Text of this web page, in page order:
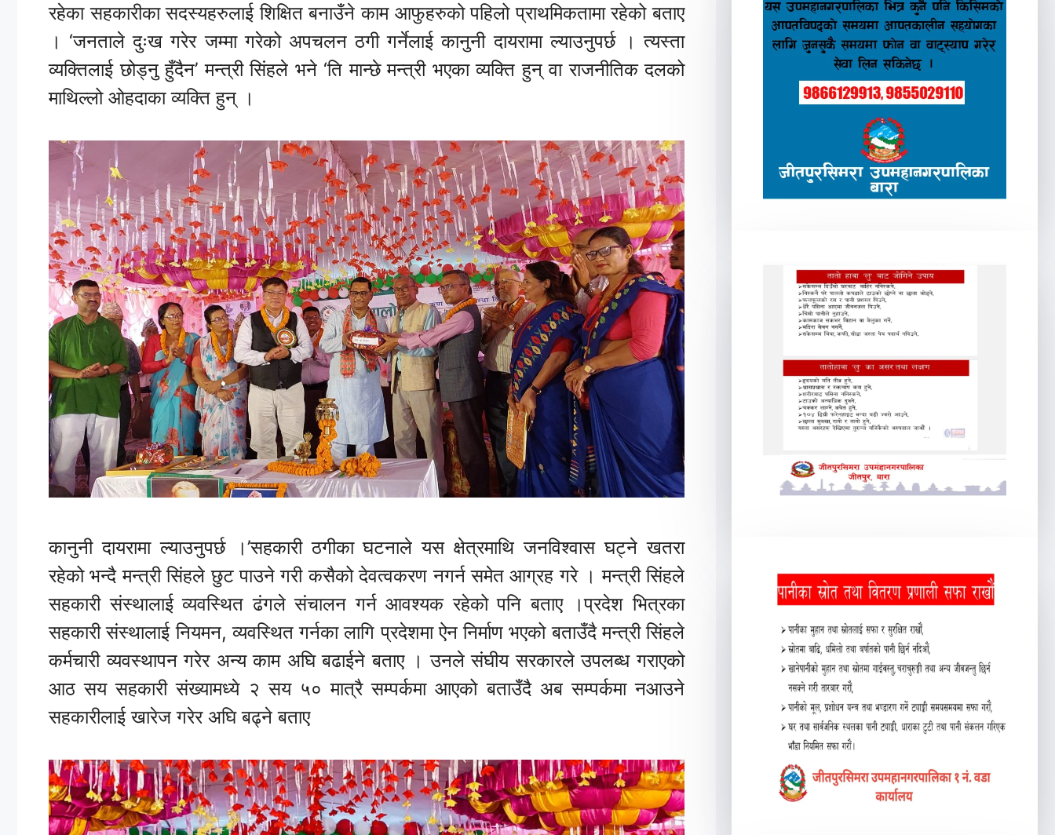
रहेका सहकारीका सदस्यहरुलाई शिक्षित बनाउँने काम आफुहरुको पहिलो प्राथमिकतामा रहेको बताए
। ‘जनताले दुःख गरेर जम्मा गरेको अपचलन ठगी गर्नेलाई कानुनी दायरामा ल्याउनुपर्छ । त्यस्ता
व्यक्तिलाई छोड्नु हुँदैन’ मन्त्री सिंहले भने ‘ति मान्छे मन्त्री भएका व्यक्ति हुन् वा राजनीतिक दलको
माथिल्लो ओहदाका व्यक्ति हुन् ।
कानुनी दायरामा ल्याउनुपर्छ ।’सहकारी ठगीका घटनाले यस क्षेत्रमाथि जनविश्वास घट्ने खतरा
रहेको भन्दै मन्त्री सिंहले छुट पाउने गरी कसैको देवत्वकरण नगर्न समेत आग्रह गरे । मन्त्री सिंहले
सहकारी संस्थालाई व्यवस्थित ढंगले संचालन गर्न आवश्यक रहेको पनि बताए ।प्रदेश भित्रका
सहकारी संस्थालाई नियमन, व्यवस्थित गर्नका लागि प्रदेशमा ऐन निर्माण भएको बताउँदै मन्त्री सिंहले
कर्मचारी व्यवस्थापन गरेर अन्य काम अघि बढाईने बताए । उनले संघीय सरकारले उपलब्ध गराएको
आठ सय सहकारी संख्यामध्ये २ सय ५० मात्रै सम्पर्कमा आएको बताउँदै अब सम्पर्कमा नआउने
सहकारीलाई खारेज गरेर अघि बढ्ने बताए